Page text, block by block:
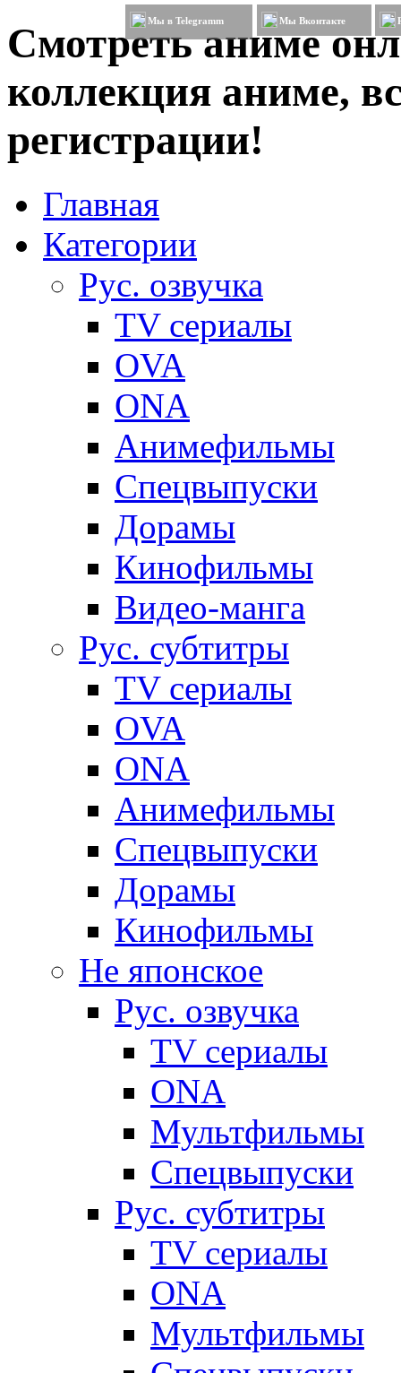
Смотреть аниме
коллекция аниме,
регистрации!
Мы в Telegramm Мы Вконтакте
Главная
Категории
Рус. озвучка
TV сериалы
OVA
ONA
Анимефильмы
Спецвыпуски
Дорамы
Кинофильмы
Видео-манга
Рус. субтитры
TV сериалы
OVA
ONA
Анимефильмы
Спецвыпуски
Дорамы
Кинофильмы
Не японское
Рус. озвучка
TV сериалы
ONA
Мультфильмы
Спецвыпуски
Рус. субтитры
TV сериалы
ONA
Мультфильмы